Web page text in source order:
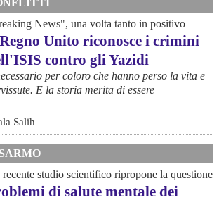
News", una volta tanto in positivo
Unito riconosce i crimini
contro gli Yazidi
per coloro che hanno perso la vita e
E la storia merita di essere
Salih
studio scientifico ripropone la questione
di salute mentale dei